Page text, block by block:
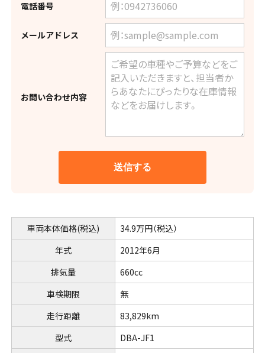
電話番号
メールアドレス
お問い合わせ内容
車両本体価格(税込)
34.9万円（税込）
年式
2012年6月
排気量
660cc
車検期限
無
走行距離
83,829km
型式
DBA-JF1